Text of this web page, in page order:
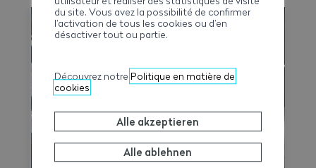
du site. Vous avez la possibilité de confirmer
l’activation de tous les cookies ou d’en
désactiver tout ou partie.
Découvrez notre Politique en matière de
cookies
Alle akzeptieren
Alle ablehnen